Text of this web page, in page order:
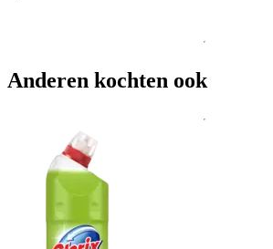
Anderen kochten ook